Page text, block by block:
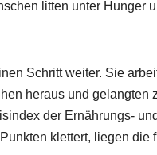
litten unter Hunger
Schritt weiter. Sie
heraus und gelangten
der Ernährungs-
klettert, liegen die